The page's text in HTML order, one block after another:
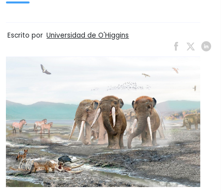
Escrito por Universidad de O'Higgins